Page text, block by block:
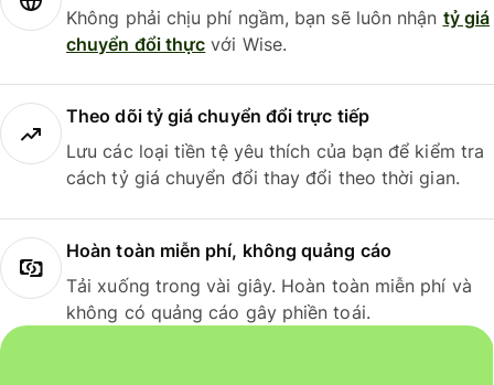
Không phải chịu phí ngầm, bạn sẽ luôn nhận tỷ giá
chuyển đổi thực với Wise.
Theo dõi tỷ giá chuyển đổi trực tiếp
Lưu các loại tiền tệ yêu thích của bạn để kiểm tra
cách tỷ giá chuyển đổi thay đổi theo thời gian.
Hoàn toàn miễn phí, không quảng cáo
Tải xuống trong vài giây. Hoàn toàn miễn phí và
không có quảng cáo gây phiền toái.